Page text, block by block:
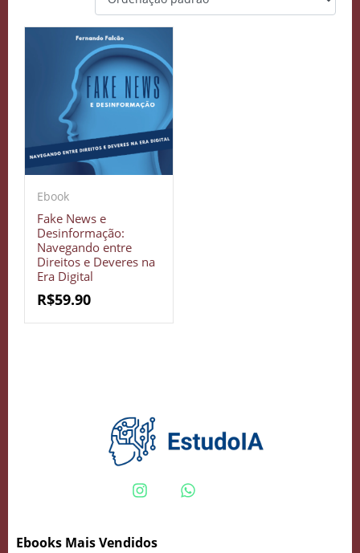
Ebook
Fake News e
Desinformação:
Navegando entre
Direitos e Deveres na
Era Digital
R$59.90
Ebooks Mais Vendidos
Crie seu Avatar com Inteligência Artificial
COMECE GRÁTIS